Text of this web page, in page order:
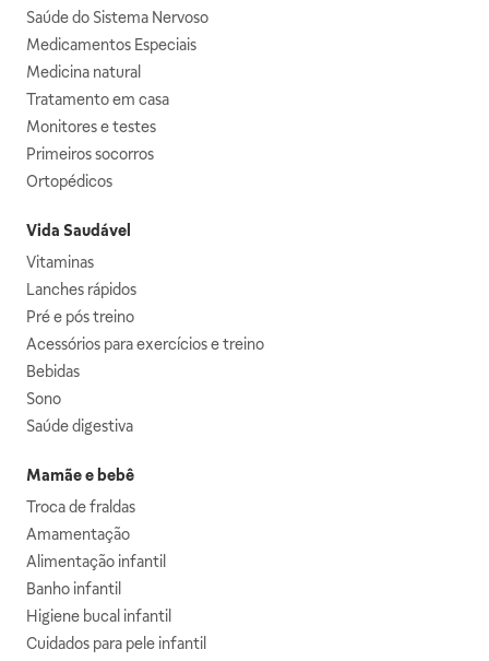
Saúde do Sistema Nervoso
Medicamentos Especiais
Medicina natural
Tratamento em casa
Monitores e testes
Primeiros socorros
Ortopédicos
Vida Saudável
Vitaminas
Lanches rápidos
Pré e pós treino
Acessórios para exercícios e treino
Bebidas
Sono
Saúde digestiva
Mamãe e bebê
Troca de fraldas
Amamentação
Alimentação infantil
Banho infantil
Higiene bucal infantil
Cuidados para pele infantil